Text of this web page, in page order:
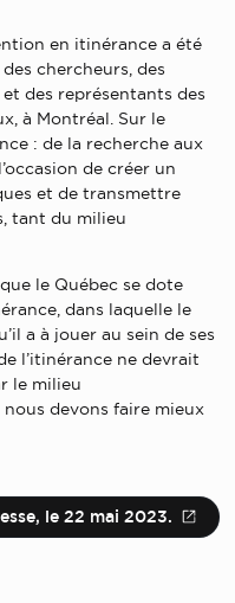
en itinérance a été
chercheurs, des
des représentants des
à Montréal. Sur le
: de la recherche aux
de créer un
et de transmettre
tant du milieu
le Québec se dote
dans laquelle le
a à jouer au sein de ses
l’itinérance ne devrait
le milieu
devons faire mieux
le 22 mai 2023.